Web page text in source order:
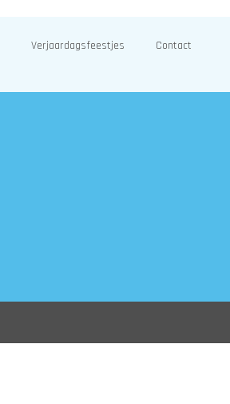
Verjaardagsfeestjes Contact